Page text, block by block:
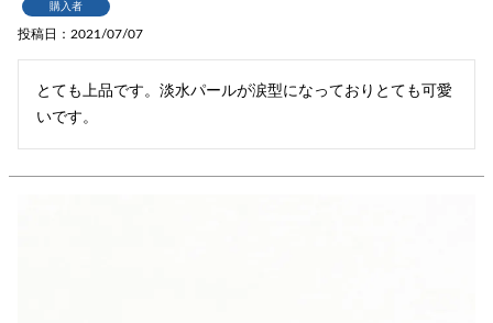
購入者
投稿日 2021/07/07
とても上品です。淡水パールが涙型になっておりとても可愛
いです。